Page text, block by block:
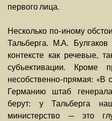
первого лица.
Несколько по-иному
Тальберга. М.А.
контексте как речевые,
субъективации. Кроме
несобственно-прямая: «В
Германию штаб
берут: у Тальберга
министерство — это